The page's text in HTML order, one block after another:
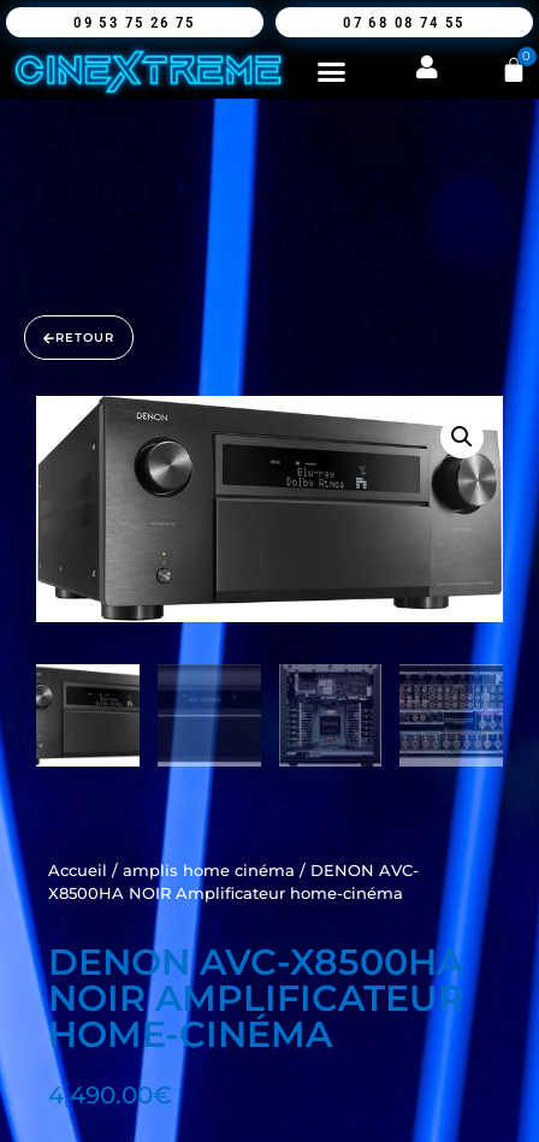
09 53 75 26 75 07 68 08 74 55
0
RETOUR
Accueil / amplis home cinéma / DENON AVC-
X8500HA NOIR Amplificateur home-cinéma
DENON AVC-X8500HA
NOIR AMPLIFICATEUR
HOME-CINÉMA
4,490.00€